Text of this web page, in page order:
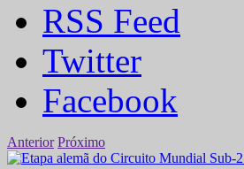
RSS Feed
Twitter
Facebook
Anterior Próximo